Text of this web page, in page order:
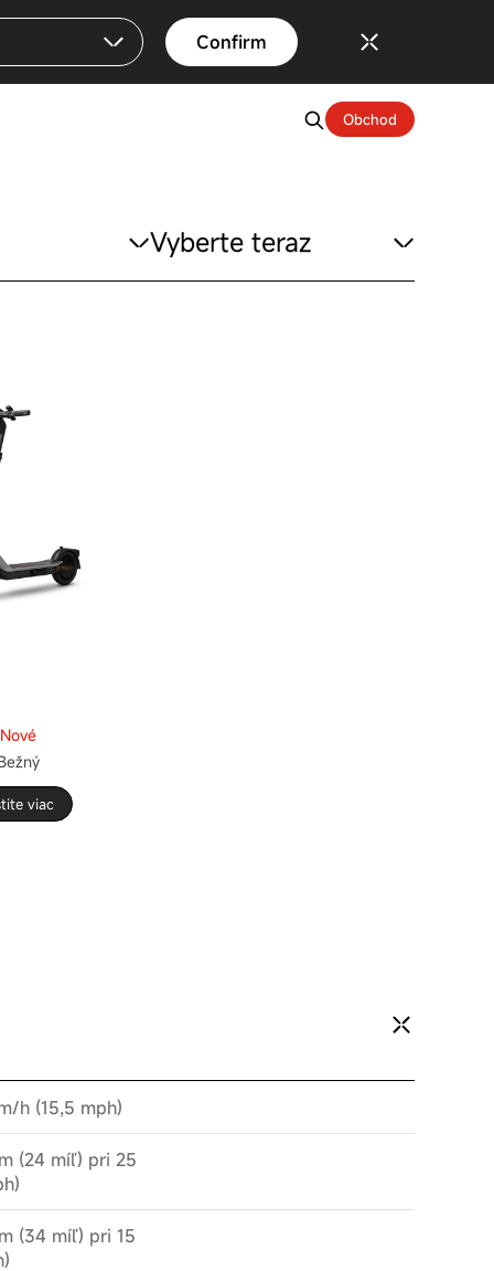
Confirm
Obchod
Vyberte teraz
Nové
viac
h (15,5 mph)
(24 míľ) pri 25
(34 míľ) pri 15